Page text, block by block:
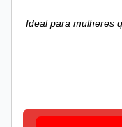
Ideal para mulheres